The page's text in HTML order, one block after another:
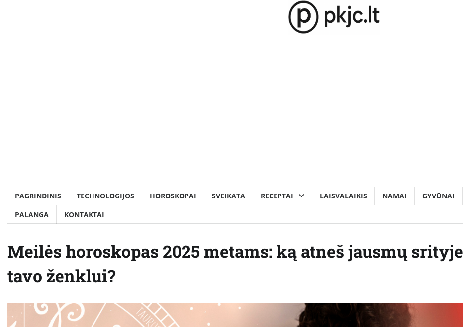
PAGRINDINIS TECHNOLOGIJOS HOROSKOPAI SVEIKATA RECEPTAI LAISVALAIKIS NAMAI GYVŪNAI
PALANGA
KONTAKTAI
Meilės horoskopas 2025 metams: ką atneš jausmų srityje
tavo ženklui?